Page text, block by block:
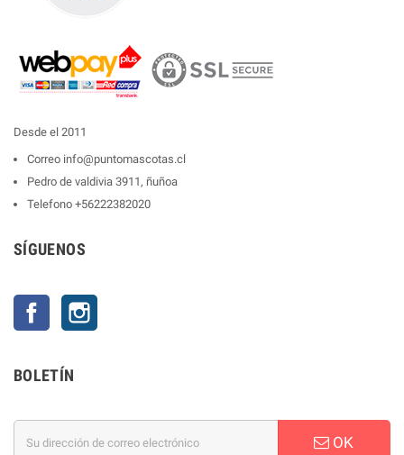
Desde el 2011
Correo info@puntomascotas.cl
Pedro de valdivia 3911, ñuñoa
Telefono +56222382020
SÍGUENOS
Facebook
BOLETÍN
OK